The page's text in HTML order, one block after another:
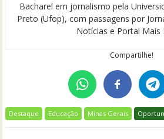
Bacharel em jornalismo pela
Preto (Ufop), com passagens por
Notícias e Portal Mais
Compartilhe!
Destaque Educação Minas Gerais